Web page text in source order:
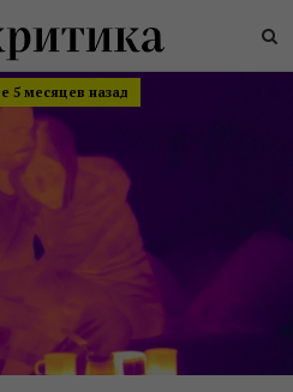
5 месяцев назад